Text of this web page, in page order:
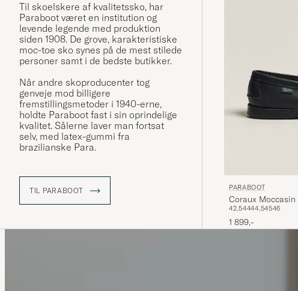
Til skoelskere af kvalitetssko, har
Paraboot været en institution og
levende legende med produktion
siden 1908. De grove, karakteristiske
moc-toe sko synes på de mest stilede
personer samt i de bedste butikker.
Når andre skoproducenter tog
genveje mod billigere
fremstillingsmetoder i 1940-erne,
holdte Paraboot fast i sin oprindelige
kvalitet. Sålerne laver man fortsat
selv, med latex-gummi fra
brazilianske Para.
TIL PARABOOT PARABOOT
Coraux Moccasin
42,54444,54546
1 899,-